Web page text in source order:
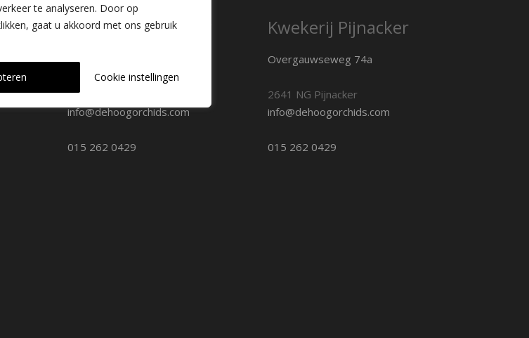
te analyseren. Door op
gaat u akkoord met ons gebruik
Cookie instellingen
Kwekerij Delfgauw
Vrederustlaan 10
2645 AW Delfgauw
info@dehoogorchids.com
015 262 0429
Kwekerij Pijnacker
Overgauwseweg 74a
2641 NG Pijnacker
info@dehoogorchids.com
015 262 0429